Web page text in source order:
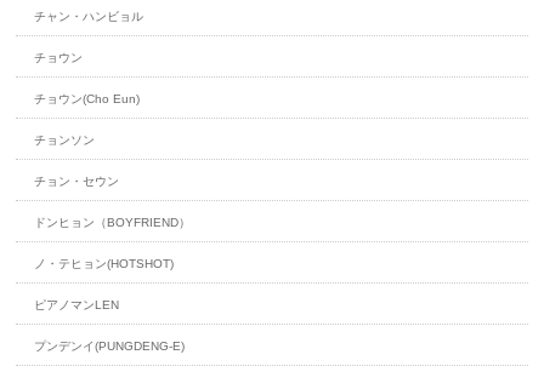
チャン・ハンビョル
チョウン
チョウン(Cho Eun)
チョンソン
チョン・セウン
ドンヒョン（BOYFRIEND）
ノ・テヒョン(HOTSHOT)
ピアノマンLEN
プンデンイ(PUNGDENG-E)